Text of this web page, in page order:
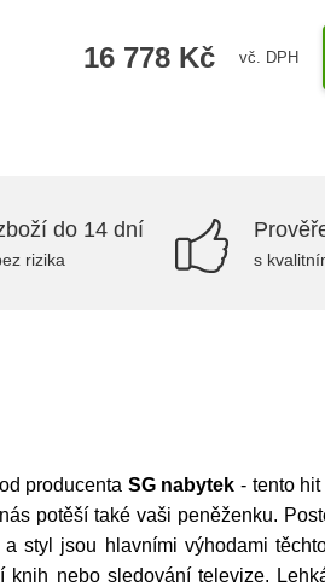
16 778 Kč vč. DPH
do 14 dní
rizika s
producenta SG nabytek - tento
potěší také vaši peněženku.
styl jsou hlavními výhodami
nebo sledování televize.